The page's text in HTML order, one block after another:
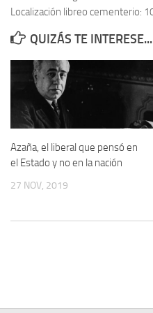
Memoria Histórica
Investigación previa de la
1947).
Informe Represión en
Informe de la fosa de abril de
Enciclopedia Republicana
Militantes históricos IR
Localización libreo cementerio:
QUIZÁS TE INTERESE...
Azaña, el liberal que pensó en
el Estado y no en la nación
27 NOV, 2019